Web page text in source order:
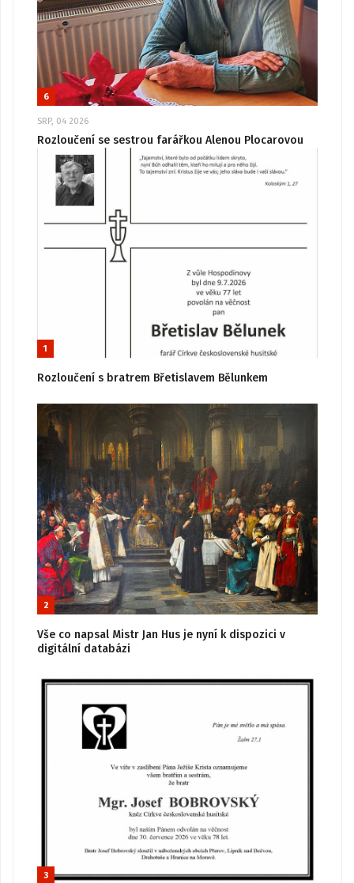
6
SRP, 04 2026
Rozloučení se sestrou farářkou Alenou Plocarovou
1
Rozloučení s bratrem Břetislavem Bělunkem
2
Vše co napsal Mistr Jan Hus je nyní k dispozici v
digitální databázi
3